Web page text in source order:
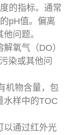
的指标。通常
pH值。偏离
他问题。
氧气（DO）
染或其他问
机物含量，包
水样中的TOC
以通过红外光